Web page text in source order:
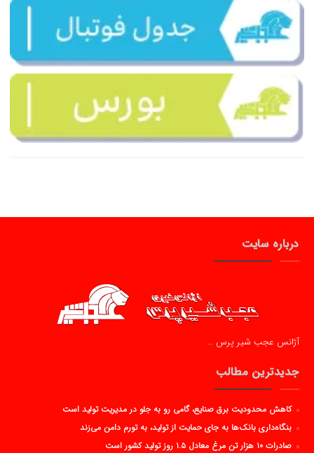
درباره سایت
آژانس عجب شیر پرس …
جدیدترین مطالب
کاهش محدودیت برق صنایع، گامی رو به جلو در مدیریت تولید است
بنگاه‌داری بانک‌ها به جای حمایت از تولید، به تورم دامن می‌زند
صادرات ۱۰ هزار تن مرغ معادل ۱.۵ روز تولید کشور است